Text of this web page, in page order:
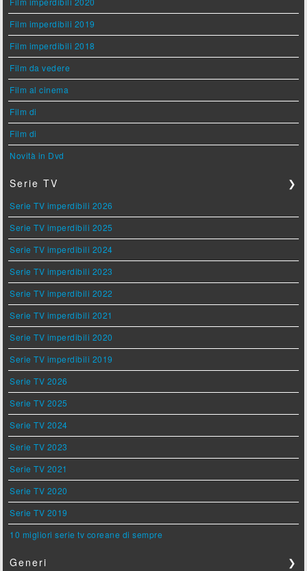
Film imperdibili 2019
Film imperdibili 2018
Film da vedere
Film al cinema
Film di
Film di
Novità in Dvd
Serie TV ❯
Serie TV imperdibili 2026
Serie TV imperdibili 2025
Serie TV imperdibili 2024
Serie TV imperdibili 2023
Serie TV imperdibili 2022
Serie TV imperdibili 2021
Serie TV imperdibili 2020
Serie TV imperdibili 2019
Serie TV 2026
Serie TV 2025
Serie TV 2024
Serie TV 2023
Serie TV 2021
Serie TV 2020
Serie TV 2019
10 migliori serie tv coreane di sempre
Generi ❯